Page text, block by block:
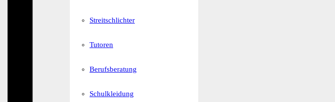
Streitschlichter
Tutoren
Berufsberatung
Schulkleidung